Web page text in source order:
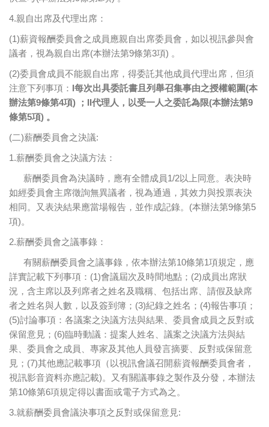
4.親自出席及代理出席：
(1)薪資報酬委員會之成員應親自出席委員會，如以視訊參與會
議者，視為親自出席(本辦法第9條第3項) 。
(2)委員會成員不能親自出席，得委託其他成員代理出席，但須
注意下列事項： I每次出具委託書且列舉召集事由之授權範圍(本
辦法第9條第4項) ； II代理人，以受一人之委託為限(本辦法第9
條第5項) 。
(二)薪酬委員會之決議:
1.薪酬委員會之決議方法：
薪酬委員會為決議時，應有全體成員1/2以上同意。表決時
如經委員會主席徵詢無異議者，視為通過，其效力與投票表決
相同。又表決結果應當場報告，並作成記錄。(本辦法第9條第5
項)。
2.薪酬委員會之議事錄：
有關薪酬委員會之議事錄，依本辦法第10條第1項規定，應
詳實記載下列事項：(1)會議屆次及時間地點；(2)成員出席狀
況，含主席以及列席者之姓名及職稱、包括出席、請假及缺席
者之姓名與人數，以及簽到簿；(3)紀錄之姓名；(4)報告事項；
(5)討論事項：各議案之決議方法與結果、委員會成員之反對或
保留意見；(6)臨時動議：提案人姓名、議案之決議方法與結
果、委員會之成員、專家及其他人員發言摘要、反對或保留意
見；(7)其他應記載事項（以視訊會議召開薪資報酬委員會者，
視訊影音資料亦應記載)。又有關議事錄之製作及分發，本辦法
第10條第6項規定得以書面或電子方式為之。
3.就薪酬委員會議決事項之反對或保留意見: